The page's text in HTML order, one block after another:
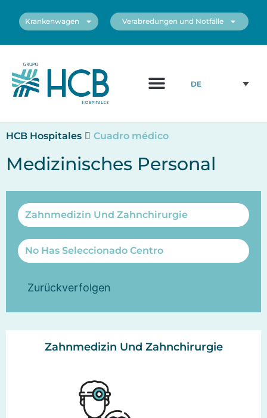
Krankenwagen Verabredungen und Notfälle
DE
HCB Hospitales Cuadro médico
Medizinisches Personal
Zahnmedizin Und Zahnchirurgie
No Has Seleccionado Centro
Zurückverfolgen
Zahnmedizin Und Zahnchirurgie